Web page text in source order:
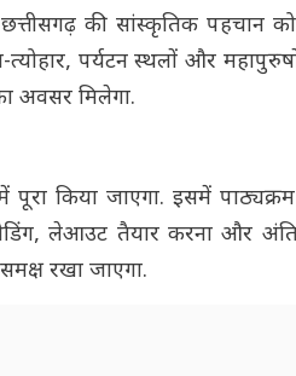
की सांस्कृतिक पहचान
पर्यटन स्थलों और
अवसर मिलेगा.
किया जाएगा. इसमें
लेआउट तैयार करना और
रखा जाएगा.